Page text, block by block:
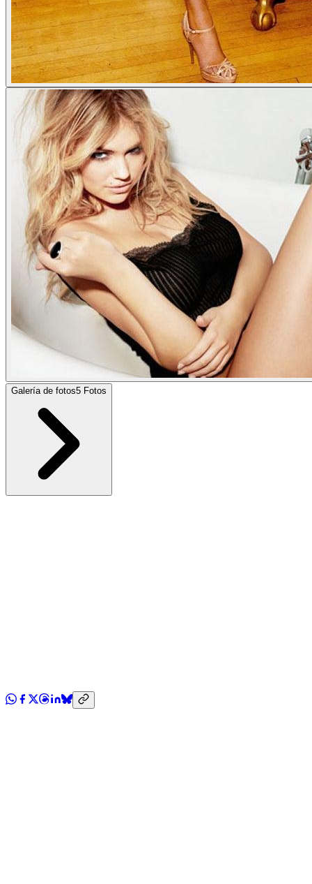
Galería de fotos5 Fotos